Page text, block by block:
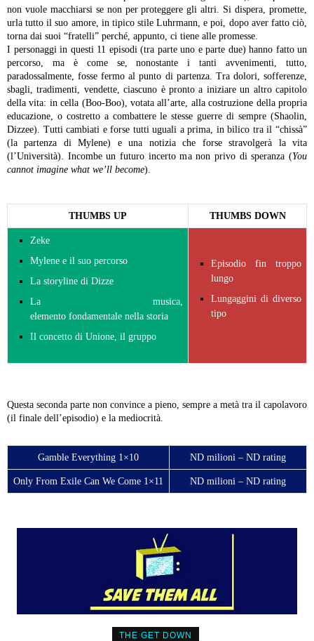
non vuole macchiarsi se non per proteggere gli altri. Si dispera, promette,
urla tutto il suo amore, in tipico stile Luhrmann, e poi, dopo aver fatto ciò,
torna dai suoi “fratelli” perché, appunto, ci tiene alle promesse.
I personaggi in questi 11 episodi (tra parte uno e parte due) hanno fatto un
percorso, ma è come se, nonostante i tanti avvenimenti, tutto,
paradossalmente, fosse fermo al punto di partenza. Tra dolori, sofferenze,
sbagli, tradimenti, vendette, ciascuno è pronto a iniziare un altro capitolo
della vita: in cella (Boo-Boo), votata all’arte, alla costruzione della propria
educazione, o costretto a combattere le stesse guerre di sempre (Shaolin,
Dizzee). Tutti cambiati e forse tutti uguali a prima, in bilico tra il “chissà”
(la partenza di Mylene) e una notizia che forse stravolgerà la vita
(l’Università). Incombe un futuro incerto ma non privo di speranza (You
cannot imagine what we’ll become).
THUMBS UP THUMBS DOWN
Zeke
Mylene e il suo percorso
La storyline di Dizze
La musica,
elemento fondamentale nella storia
Il concetto di Unione, il gruppo
Episodio fin troppo
lungo
Lungaggini di diverso
tipo
Questa seconda parte non convince a pieno, sempre a metà tra il capolavoro
(il finale dell’episodio) e la mediocrità.
Gamble Everything 1×10 ND milioni – ND rating
Only From Exile Can We Come 1×11 ND milioni – ND rating
THE GET DOWN